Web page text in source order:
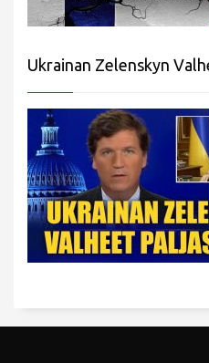
Ukrainan Zelenskyn